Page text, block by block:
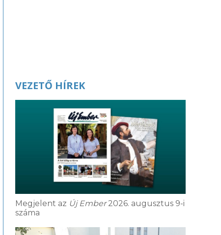
VEZETŐ HÍREK
Megjelent az Új Ember2026. augusztus 9-i
száma